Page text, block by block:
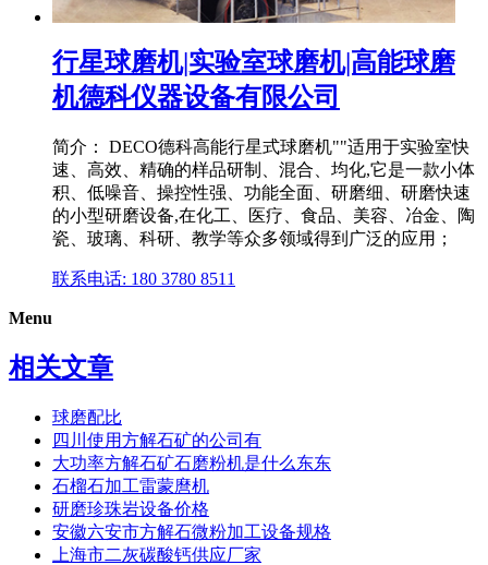
行星球磨机|实验室球磨机|高能球磨
机德科仪器设备有限公司
简介： DECO德科高能行星式球磨机""适用于实验室快
速、高效、精确的样品研制、混合、均化,它是一款小体
积、低噪音、操控性强、功能全面、研磨细、研磨快速
的小型研磨设备,在化工、医疗、食品、美容、冶金、陶
瓷、玻璃、科研、教学等众多领域得到广泛的应用；
联系电话: 180 3780 8511
Menu
相关文章
球磨配比
四川使用方解石矿的公司有
大功率方解石矿石磨粉机是什么东东
石榴石加工雷蒙麿机
研磨珍珠岩设备价格
安徽六安市方解石微粉加工设备规格
上海市二灰碳酸钙供应厂家